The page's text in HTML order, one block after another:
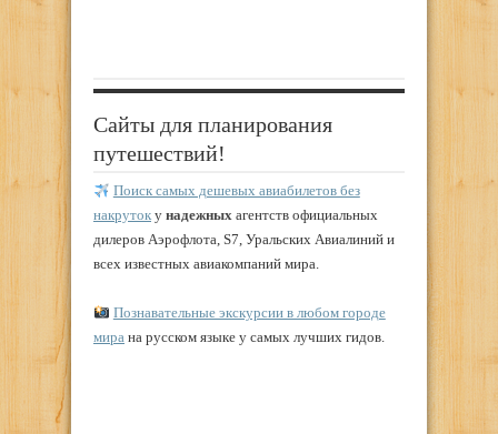
Сайты для планирования
путешествий!
Поиск самых дешевых авиабилетов без
накруток у надежных агентств официальных
дилеров Аэрофлота, S7, Уральских Авиалиний и
всех известных авиакомпаний мира.
Познавательные экскурсии в любом городе
мира на русском языке у самых лучших гидов.